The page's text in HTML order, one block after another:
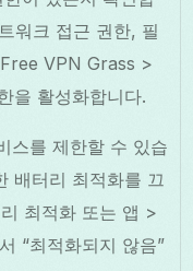
워크 접근 권한, 필
VPN Grass >
을 활성화합니다.
스를 제한할 수 있습
배터리 최적화를 끄
최적화 또는 앱 >
“최적화되지 않음”